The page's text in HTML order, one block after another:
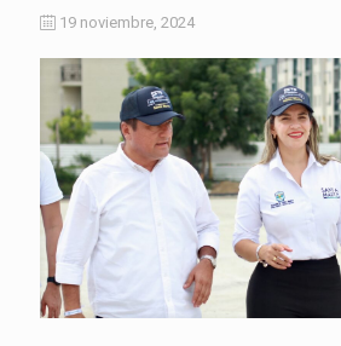
19 noviembre, 2024